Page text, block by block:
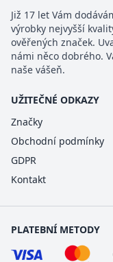
Již 17 let Vám
výrobky nejvyšší
ověřených značek.
námi něco dobrého.
naše vášeň.
UŽITEČNÉ ODKAZY
Značky
Obchodní podmínky
GDPR
Kontakt
PLATEBNÍ METODY